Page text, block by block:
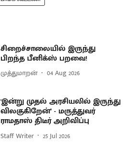
சிறைச்சாலையில் இருந்து
பிறந்த பீனிக்ஸ் பறவை!
முத்துமாறன் 04 Aug 2026
'இன்று முதல் அரசியலில் இருந்து
விலகுகிறேன்’ - மருத்துவர்
ராமதாஸ் திடீர் அறிவிப்பு
Staff Writer 25 Jul 2026